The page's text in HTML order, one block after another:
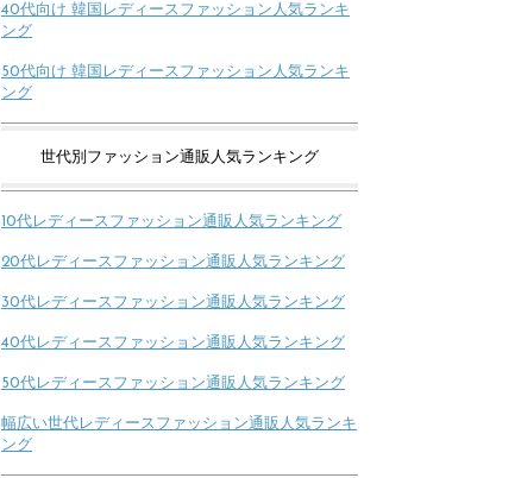
40代向け 韓国レディースファッション人気ランキ
ング
50代向け 韓国レディースファッション人気ランキ
ング
世代別ファッション通販人気ランキング
10代レディースファッション通販人気ランキング
20代レディースファッション通販人気ランキング
30代レディースファッション通販人気ランキング
40代レディースファッション通販人気ランキング
50代レディースファッション通販人気ランキング
幅広い世代レディースファッション通販人気ランキ
ング